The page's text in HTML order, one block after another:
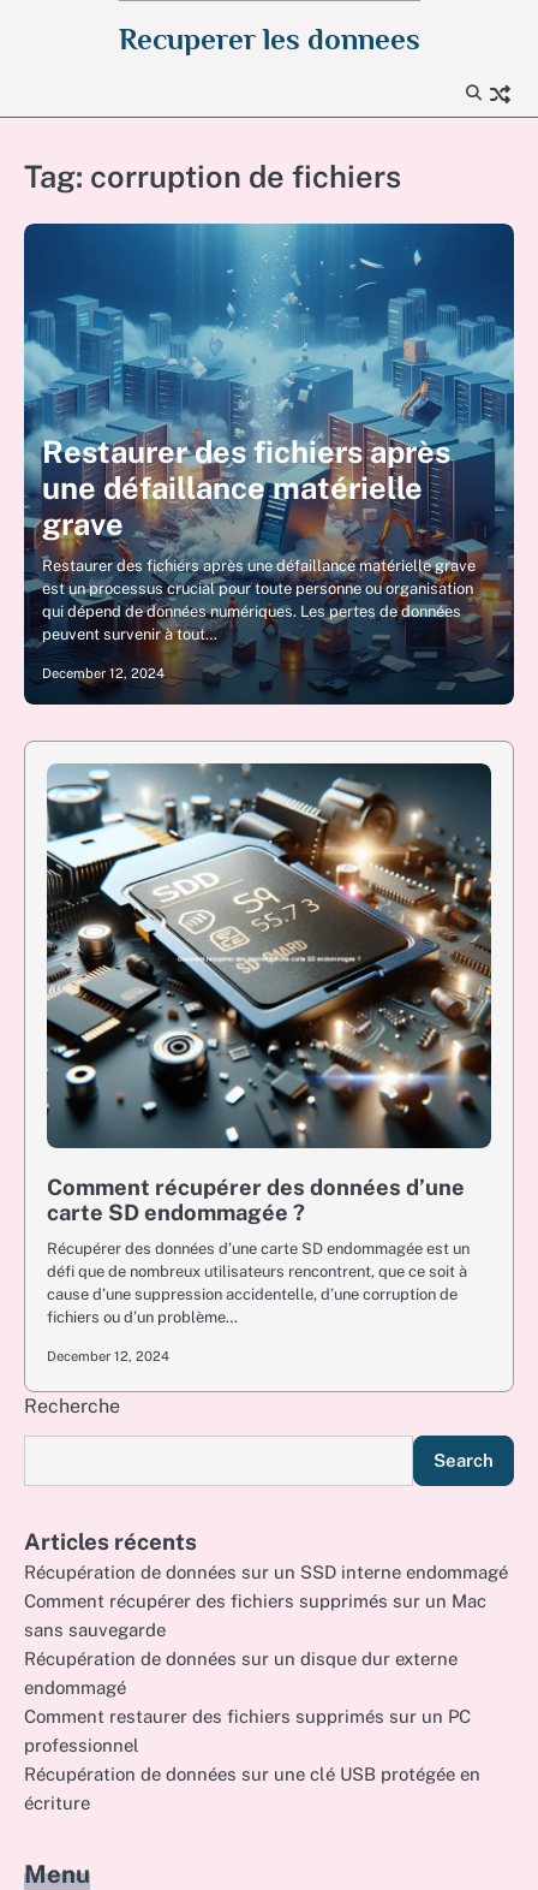
Recuperer les donnees
Tag: corruption de fichiers
Restaurer des fichiers après
une défaillance matérielle
grave
Restaurer des fichiers après une défaillance matérielle grave
est un processus crucial pour toute personne ou organisation
qui dépend de données numériques. Les pertes de données
peuvent survenir à tout…
December 12, 2024
Comment récupérer des données d’une
carte SD endommagée ?
Récupérer des données d’une carte SD endommagée est un
défi que de nombreux utilisateurs rencontrent, que ce soit à
cause d’une suppression accidentelle, d’une corruption de
fichiers ou d’un problème…
December 12, 2024
Recherche
Search
Articles récents
Récupération de données sur un SSD interne endommagé
Comment récupérer des fichiers supprimés sur un Mac
sans sauvegarde
Récupération de données sur un disque dur externe
endommagé
Comment restaurer des fichiers supprimés sur un PC
professionnel
Récupération de données sur une clé USB protégée en
écriture
Menu